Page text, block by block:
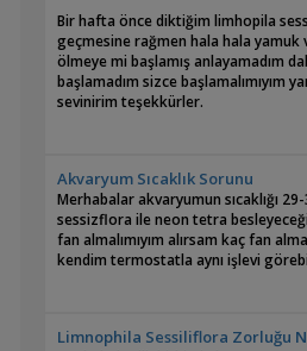
Bir hafta önce diktiğim limhopila
geçmesine rağmen hala hala
ölmeye mi başlamış anlayamadım
başlamadım sizce başlamalımıyım
sevinirim teşekkürler.
Akvaryum Sıcaklık Sorunu
Merhabalar akvaryumun sıcaklığı
sessizflora ile neon tetra
fan almalımıyım alırsam kaç fan
kendim termostatla aynı işlevi
Limnophila Sessiliflora Zorluğu